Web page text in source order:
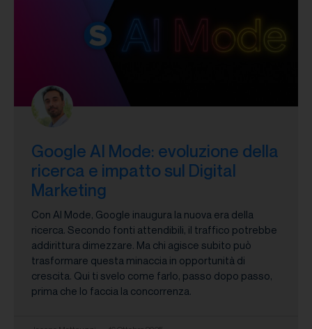
Google AI Mode: evoluzione della
ricerca e impatto sul Digital
Marketing
Con AI Mode, Google inaugura la nuova era della
ricerca. Secondo fonti attendibili, il traffico potrebbe
addirittura dimezzare. Ma chi agisce subito può
trasformare questa minaccia in opportunità di
crescita. Qui ti svelo come farlo, passo dopo passo,
prima che lo faccia la concorrenza.